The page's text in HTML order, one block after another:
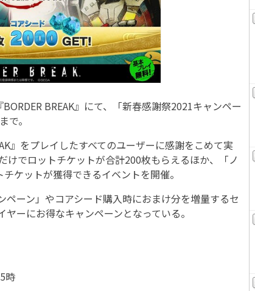
BREAK』にて、「新春感謝祭2021キャンペー
で。
』をプレイしたすべてのユーザーに感謝をこめて実
でロットチケットが合計200枚もらえるほか、「ノ
ケットが獲得できるイベントを開催。
ーン」やコアシード購入時におまけ分を増量するセ
ーにお得なキャンペーンとなっている。
時